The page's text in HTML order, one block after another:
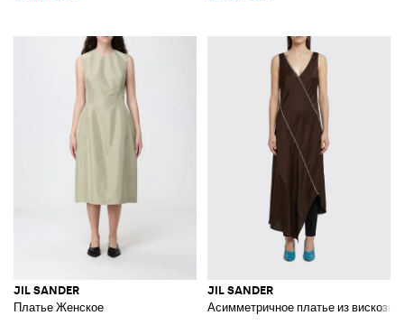
JIL SANDER
Платье Женское
JIL SANDER
Асимметричное платье из вискозы